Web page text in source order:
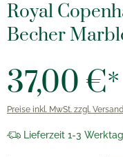
Royal
Becher
37,00 €*
Preise inkl. MwSt. zzgl.
Lieferzeit 1-3